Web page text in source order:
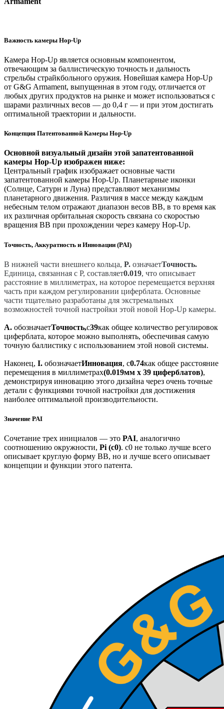
Важность камеры Hop-Up
Камера Hop-Up является основным компонентом,
отвечающим за баллистическую точность и дальность
стрельбы страйкбольного оружия. Новейшая камера Hop-Up
от G&G Armament, выпущенная в этом году, отличается от
любых других продуктов на рынке и может использоваться с
шарами различных весов — до 0,4 г — и при этом достигать
оптимальной траектории и дальности.
Концепция Патентованной Камеры Hop-Up
Основной визуальный дизайн этой запатентованной
камеры Hop-Up изображен ниже:
Центральный график изображает основные части
запатентованной камеры Hop-Up. Планетарные иконки
(Солнце, Сатурн и Луна) представляют механизмы
планетарного движения. Различия в массе между каждым
небесным телом отражают диапазон весов BB, в то время как
их различная орбитальная скорость связана со скоростью
вращения BB при прохождении через камеру Hop-Up.
Точность, Аккуратность и Инновации (PAI)
В нижней части внешнего кольца, P. означаетТочность.
Единица, связанная с P, составляет0.019, что описывает
расстояние в миллиметрах, на которое перемещается верхняя
часть при каждом регулировании циферблата. Основные
части тщательно разработаны для экстремальных
возможностей точной настройки этой новой Hop-Up камеры.
A. обозначаетТочность,с39как общее количество регулировок
циферблата, которое можно выполнять, обеспечивая самую
точную баллистику с использованием этой новой системы.
Наконец, I. обозначаетИнновация, с0.74как общее расстояние
перемещения в миллиметрах(0.019мм x 39 циферблатов),
демонстрируя инновацию этого дизайна через очень точные
детали с функциями точной настройки для достижения
наиболее оптимальной производительности.
Значение PAI
Сочетание трех инициалов — это PAI, аналогично
соотношению окружности, Pi (c0). c0 не только лучше всего
описывает круглую форму BB, но и лучше всего описывает
концепции и функции этого патента.